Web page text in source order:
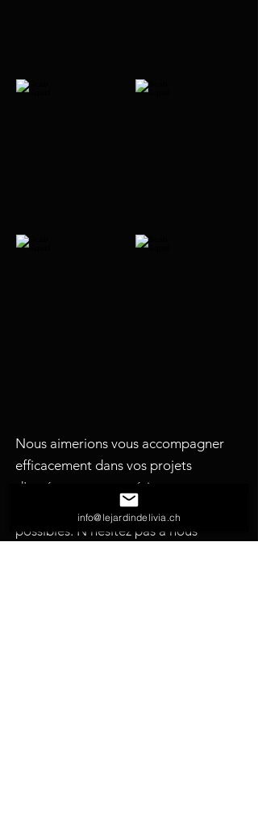
Nous aimerions vous accompagner
efficacement dans vos projets
d'aménagement extérieur et vous
suggérer les meilleures solutions
possibles. N'hésitez pas à nous
info@lejardindelivia.ch